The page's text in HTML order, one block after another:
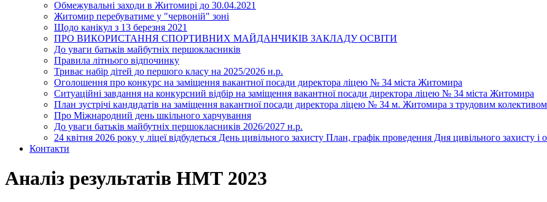
Обмежувальні заходи в Житомирі до 30.04.2021
Житомир перебуватиме у "червоній" зоні
Щодо канікул з 13 березня 2021
ПРО ВИКОРИСТАННЯ СПОРТИВНИХ МАЙДАНЧИКІВ ЗАКЛАДУ ОСВІТИ
До уваги батьків майбутніх першокласників
Правила літнього відпочинку
Триває набір дітей до першого класу на 2025/2026 н.р.
Оголошення про конкурс на заміщення вакантної посади директора ліцею № 34 міста Житомира
Ситуаційні завдання на конкурсний відбір на заміщення вакантної посади директора ліцею № 34 міста Житомира
План зустрічі кандидатів на заміщення вакантної посади директора ліцею № 34 м. Житомира з трудовим колективом
Про Міжнародний день шкільного харчування
До уваги батьків майбутніх першокласників 2026/2027 н.р.
24 квітня 2026 року у ліцеї відбудеться День цивільного захисту План, графік проведення Дня цивільного захисту і
Контакти
Аналіз результатів НМТ 2023